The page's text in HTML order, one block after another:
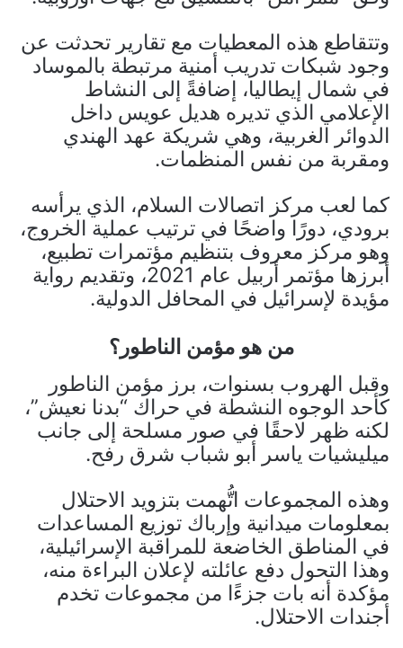
وتتقاطع هذه المعطيات مع تقارير تحدثت عن
وجود شبكات تدريب أمنية مرتبطة بالموساد
في شمال إيطاليا، إضافةً إلى النشاط
الإعلامي الذي تديره هديل عويس داخل
الدوائر الغربية، وهي شريكة عهد الهندي
ومقربة من نفس المنظمات.
كما لعب مركز اتصالات السلام، الذي يرأسه
برودي، دورًا واضحًا في ترتيب عملية الخروج،
وهو مركز معروف بتنظيم مؤتمرات تطبيع،
أبرزها مؤتمر أربيل عام 2021، وتقديم رواية
مؤيدة لإسرائيل في المحافل الدولية.
من هو مؤمن الناطور؟
وقبل الهروب بسنوات، برز مؤمن الناطور
كأحد الوجوه النشطة في حراك “بدنا نعيش”،
لكنه ظهر لاحقًا في صور مسلحة إلى جانب
ميليشيات ياسر أبو شباب شرق رفح.
وهذه المجموعات اتُّهمت بتزويد الاحتلال
بمعلومات ميدانية وإرباك توزيع المساعدات
في المناطق الخاضعة للمراقبة الإسرائيلية،
وهذا التحول دفع عائلته لإعلان البراءة منه،
مؤكدة أنه بات جزءًا من مجموعات تخدم
أجندات الاحتلال.